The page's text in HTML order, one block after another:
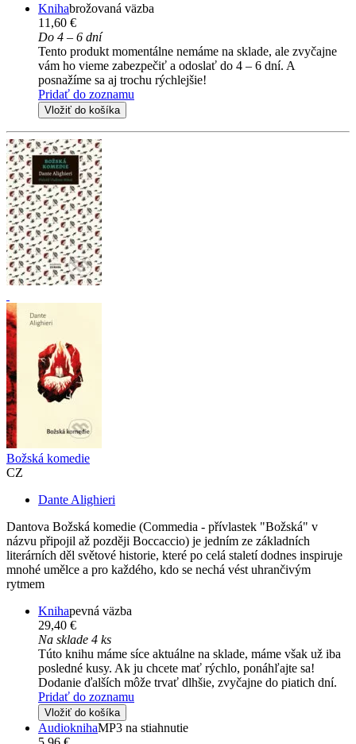
Knihabrožovaná väzba
11,60 €
Do 4 – 6 dní
Tento produkt momentálne nemáme na sklade, ale zvyčajne
vám ho vieme zabezpečiť a odoslať do 4 – 6 dní. A
posnažíme sa aj trochu rýchlejšie!
Pridať do zoznamu
Vložiť do košíka
Božská komedie
CZ
Dante Alighieri
Dantova Božská komedie (Commedia - přívlastek "Božská" v
názvu připojil až později Boccaccio) je jedním ze základních
literárních děl světové historie, které po celá staletí dodnes inspiruje
mnohé umělce a pro každého, kdo se nechá vést uhrančivým
rytmem
Knihapevná väzba
29,40 €
Na sklade 4 ks
Túto knihu máme síce aktuálne na sklade, máme však už iba
posledné kusy. Ak ju chcete mať rýchlo, ponáhľajte sa!
Dodanie ďalších môže trvať dlhšie, zvyčajne do piatich dní.
Pridať do zoznamu
Vložiť do košíka
AudioknihaMP3 na stiahnutie